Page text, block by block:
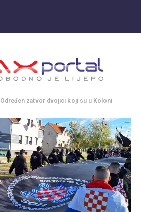
Određen zatvor dvojici koji su u Koloni